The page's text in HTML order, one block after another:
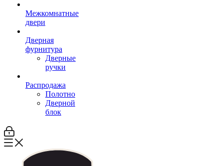
Межкомнатные
двери
Дверная
фурнитура
Дверные
ручки
Распродажа
Полотно
Дверной
блок